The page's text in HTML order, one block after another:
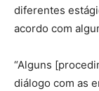
diferentes
acordo com
“Alguns
diálogo com as